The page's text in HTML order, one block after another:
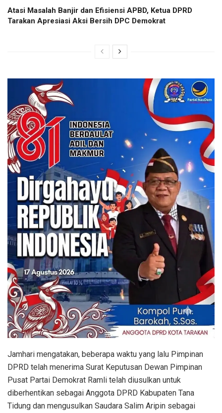
Atasi Masalah Banjir dan Efisiensi APBD, Ketua DPRD
Tarakan Apresiasi Aksi Bersih DPC Demokrat
Jamhari mengatakan, beberapa waktu yang lalu Pimpinan
DPRD telah menerima Surat Keputusan Dewan Pimpinan
Pusat Partai Demokrat Ramli telah diusulkan untuk
diberhentikan sebagai Anggota DPRD Kabupaten Tana
Tidung dan mengusulkan Saudara Salim Aripin sebagai